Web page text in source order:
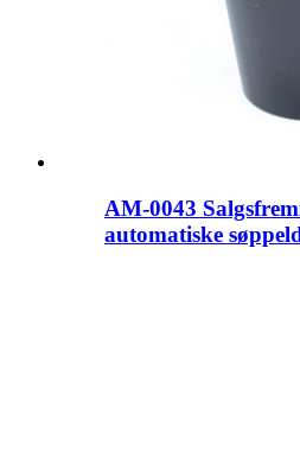
AM-0043
automatiske